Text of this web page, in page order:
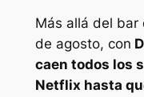
Más allá del bar
de agosto, con
caen todos los
Netflix hasta